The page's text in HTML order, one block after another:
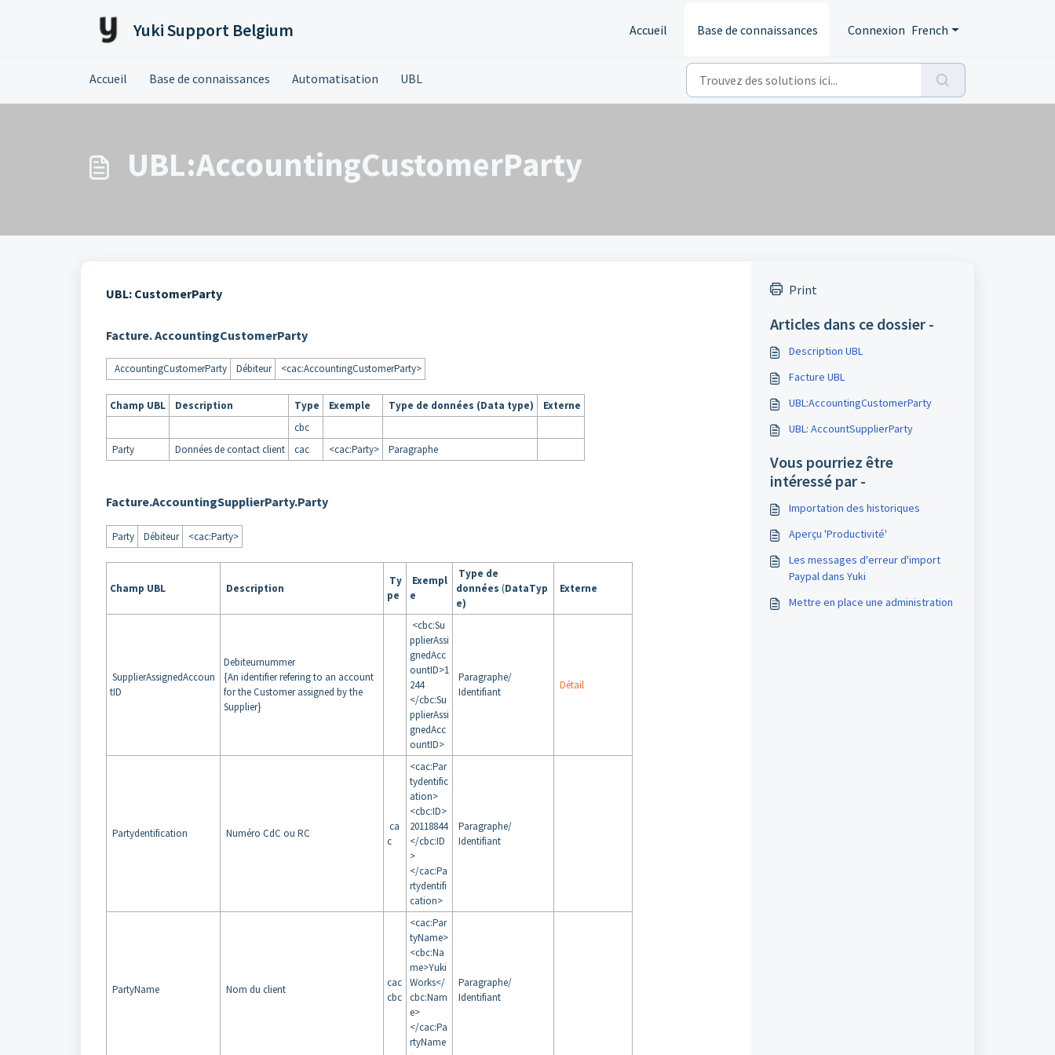
Yuki Support Belgium Accueil Base de connaissances Connexion French
Accueil Base de connaissances Automatisation UBL
UBL:AccountingCustomerParty
UBL: CustomerParty
Facture. AccountingCustomerParty
AccountingCustomerParty Débiteur <cac:AccountingCustomerParty>
Champ UBL Description Type Exemple Type de données (Data type)
Externe
cbc
Party
Données de contact client cac <cac:Party> Paragraphe
Facture.AccountingSupplierParty.Party
Party Débiteur <cac:Party>
Champ UBL Description
Ty
pe
Exempl
e
Type de
données (DataTyp
e)
Externe
SupplierAssignedAccoun
tID
Debiteurnummer
{An identifier refering to an account
for the Customer assigned by the
Supplier}
<cbc:Su
pplierAssi
gnedAcc
ountID>1
244
</cbc:Su
pplierAssi
gnedAcc
ountID>
Paragraphe/
Identifiant
Détail
Partydentification Numéro CdC ou RC
ca
c
<cac:Par
tydentific
ation>
<cbc:ID>
20118844
</cbc:ID
>
</cac:Pa
rtydentifi
cation>
Paragraphe/
Identifiant
PartyName Nom du client
cac
cbc
<cac:Par
tyName>
<cbc:Na
me>Yuki
Works</
cbc:Nam
e>
</cac:Pa
rtyName
Paragraphe/
Identifiant
Print
Articles dans ce dossier -
Description UBL
Facture UBL
UBL:AccountingCustomerParty
UBL: AccountSupplierParty
Vous pourriez être
intéressé par -
Importation des historiques
Aperçu 'Productivité'
Les messages d'erreur d'import
Paypal dans Yuki
Mettre en place une administration